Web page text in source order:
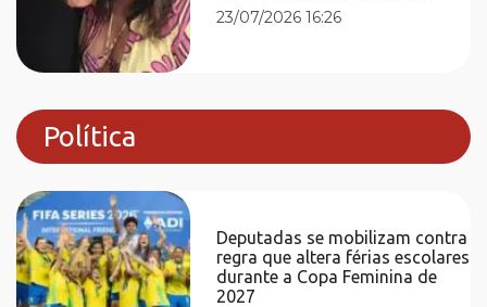
23/07/2026 16:26
Política
Deputadas se mobilizam contra
regra que altera férias escolares
durante a Copa Feminina de
2027